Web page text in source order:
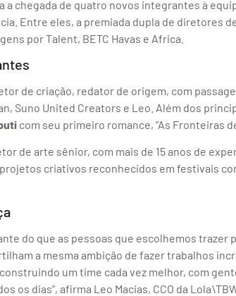
a chegada de quatro novos integrantes à
Entre eles, a premiada dupla de diretores
por Talent, BETC Havas e Africa.
de criação, redator de origem, com
Suno United Creators e Leo. Além dos
com seu primeiro romance, “As Fronteiras
de arte sênior, com mais de 15 anos de
projetos criativos reconhecidos em festivais
do que as pessoas que escolhemos trazer
a mesma ambição de fazer trabalhos
um time cada vez melhor, com
os dias”, afirma Leo Macias, CCO da